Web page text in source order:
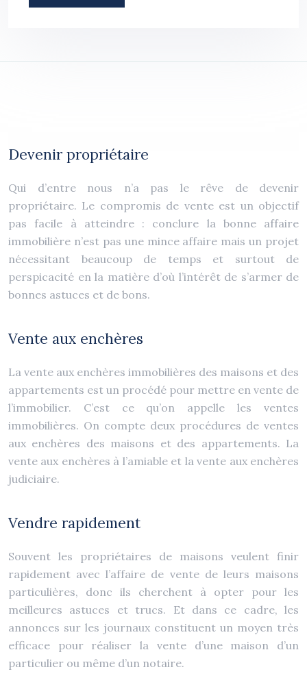
Devenir propriétaire
Qui d’entre nous n’a pas le rêve de devenir
propriétaire. Le compromis de vente est un objectif
pas facile à atteindre : conclure la bonne affaire
immobilière n’est pas une mince affaire mais un projet
nécessitant beaucoup de temps et surtout de
perspicacité en la matière d’où l’intérêt de s’armer de
bonnes astuces et de bons.
Vente aux enchères
La vente aux enchères immobilières des maisons et des
appartements est un procédé pour mettre en vente de
l’immobilier. C’est ce qu’on appelle les ventes
immobilières. On compte deux procédures de ventes
aux enchères des maisons et des appartements. La
vente aux enchères à l’amiable et la vente aux enchères
judiciaire.
Vendre rapidement
Souvent les propriétaires de maisons veulent finir
rapidement avec l’affaire de vente de leurs maisons
particulières, donc ils cherchent à opter pour les
meilleures astuces et trucs. Et dans ce cadre, les
annonces sur les journaux constituent un moyen très
efficace pour réaliser la vente d’une maison d’un
particulier ou même d’un notaire.